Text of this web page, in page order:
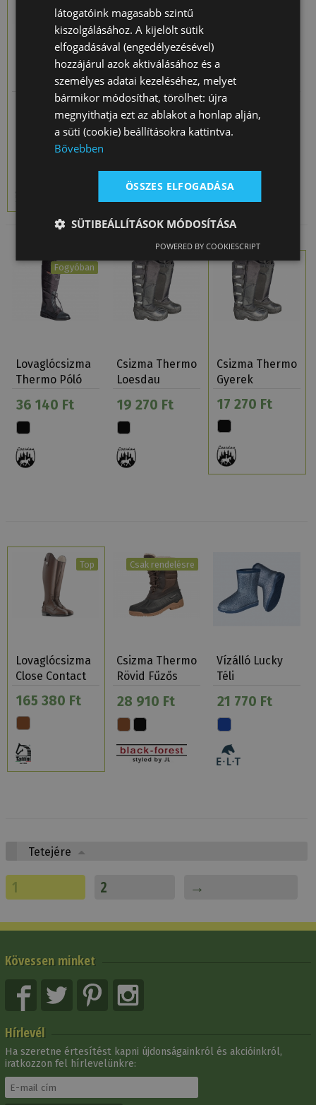
Lovaglócsizma
Gyerek Close
139 730
125 757 Ft
Lovaglócsizma
Gumi Daslö
Akció
16 590 Ft
helyett
Lovaglócsizma
Gumi Black-
Forest
21 770 Ft
Fogyóban
Lovaglócsizma
Thermo Póló
36 140 Ft
Csizma Thermo
Loesdau
19 270 Ft
Csizma Thermo
Gyerek
17 270 Ft
Top
Lovaglócsizma
Close Contact
165 380 Ft
Csak rendelésre
Csizma Thermo
Rövid Fűzős
28 910 Ft
Vízálló Lucky
Téli
Csillámos
21 770 Ft
Tetejére
1 2 →
Kövessen minket
Hírlevél
Ha szeretne értesítést kapni újdonságainkról és akcióinkról,
iratkozzon fel hírlevelünkre:
látogatóink magasabb szintű
kiszolgálásához. A kijelölt sütik
elfogadásával (engedélyezésével)
hozzájárul azok aktiválásához és a
személyes adatai kezeléséhez, melyet
bármikor módosíthat, törölhet: újra
megnyithatja ezt az ablakot a honlap alján,
a süti (cookie) beállításokra kattintva.
Bővebben
ÖSSZES ELFOGADÁSA
SÜTIBEÁLLÍTÁSOK MÓDOSÍTÁSA
POWERED BY COOKIESCRIPT